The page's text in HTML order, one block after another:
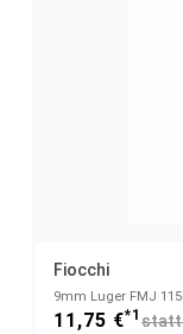
Fiocchi
9mm Luger FMJ
11,75 €*1 statt